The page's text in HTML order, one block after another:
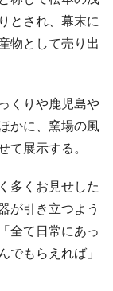
とされ、幕末に
物として売り出
くりや鹿児島や
かに、窯場の風
て展示する。
多くお見せした
が引き立つよう
全て日常にあっ
でもらえれば」